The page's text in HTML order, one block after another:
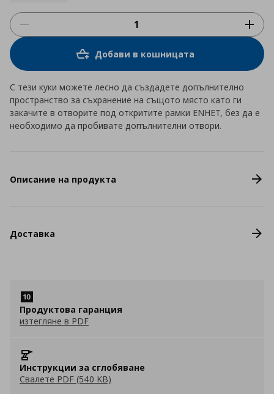
Добави в кошницата
С тези куки можете лесно да създадете допълнително
пространство за съхранение на същото място като ги
закачите в отворите под откритите рамки ENHET, без да е
необходимо да пробивате допълнителни отвори.
Описание на продукта
Доставка
Продуктова гаранция
изтегляне в PDF
Инструкции за сглобяване
Свалете PDF (540 KB)